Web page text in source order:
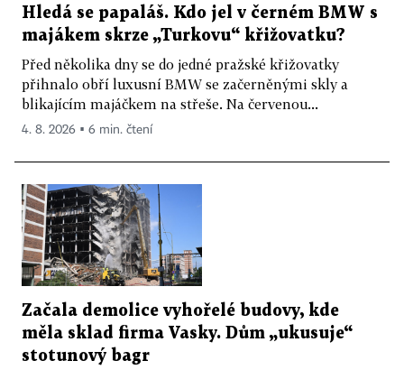
Hledá se papaláš. Kdo jel v černém BMW s
majákem skrze „Turkovu“ křižovatku?
Před několika dny se do jedné pražské křižovatky
přihnalo obří luxusní BMW se začerněnými skly a
blikajícím majáčkem na střeše. Na červenou...
4. 8. 2026 ▪ 6 min. čtení
Začala demolice vyhořelé budovy, kde
měla sklad firma Vasky. Dům „ukusuje“
stotunový bagr